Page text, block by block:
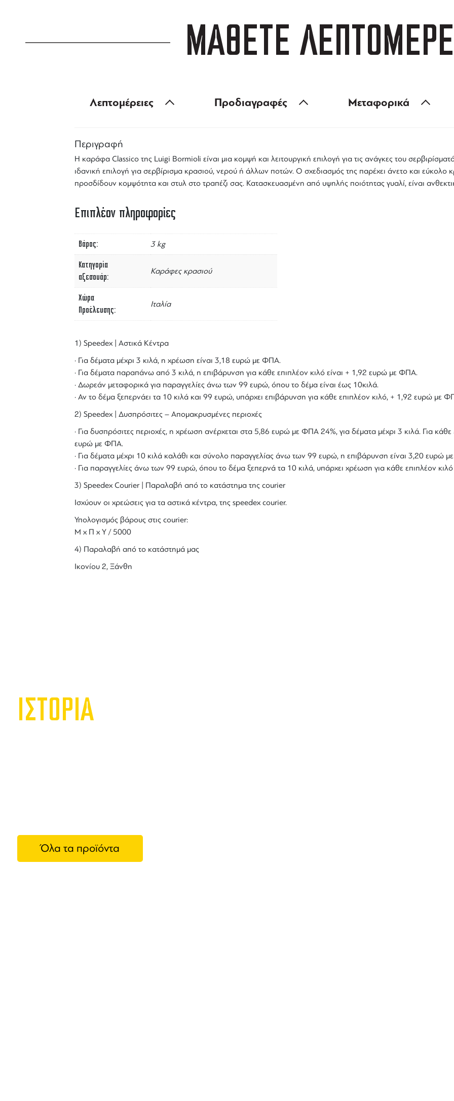
ΜΑΘΕΤΕ
Λεπτομέρειες Προδιαγραφές Μεταφορικά
Περιγραφή
Η καράφα Classico της Luigi Bormioli είναι μια κομψή και λειτουργική επιλογή για τις ανάγκες του
ιδανική επιλογή για σερβίρισμα κρασιού, νερού ή άλλων ποτών. Ο σχεδιασμός της παρέχει άνετο και εύκολο
προσδίδουν κομψότητα και στυλ στο τραπέζι σας. Κατασκευασμένη από υψηλής ποιότητας γυαλί, είναι
Επιπλέον πληροφορίες
Βάρος 3 kg
Κατηγορία
αξεσουάρ
Καράφες κρασιού
Χώρα
Προέλευσης
Ιταλία
1) Speedex | Αστικά Κέντρα
· Για δέματα μέχρι 3 κιλά, η χρέωση είναι 3,18 ευρώ με ΦΠΑ.
· Για δέματα παραπάνω από 3 κιλά, η επιβάρυνση για κάθε επιπλέον κιλό είναι + 1,92 ευρώ με ΦΠΑ.
· Δωρεάν μεταφορικά για παραγγελίες άνω των 99 ευρώ, όπου το δέμα είναι έως 10κιλά.
· Αν το δέμα ξεπερνάει τα 10 κιλά και 99 ευρώ, υπάρχει επιβάρυνση για κάθε επιπλέον κιλό, + 1,92 ευρώ με
2) Speedex | Δυσπρόσιτες – Απομακρυσμένες περιοχές
· Για δυσπρόσιτες περιοχές, η χρέωση ανέρχεται στα 5,86 ευρώ με ΦΠΑ 24%, για δέματα μέχρι 3 κιλά. Για
ευρώ με ΦΠΑ.
· Για δέματα μέχρι 10 κιλά καλάθι και σύνολο παραγγελίας άνω των 99 ευρώ, η επιβάρυνση είναι 3,20 ευρώ
· Για παραγγελίες άνω των 99 ευρώ, όπου το δέμα ξεπερνά τα 10 κιλά, υπάρχει χρέωση για κάθε επιπλέον
3) Speedex Courier | Παραλαβή από το κατάστημα της courier
Ισχύουν οι χρεώσεις για τα αστικά κέντρα, της speedex courier.
Υπολογισμός βάρους στις courier:
Μ x Π x Y / 5000
4) Παραλαβή από το κατάστημά μας
Ικονίου 2, Ξάνθη
ΙΣΤΟΡΙΑ
Όλα τα προϊόντα